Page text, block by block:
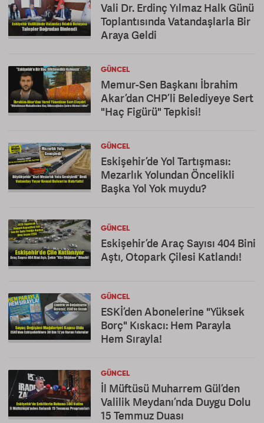
Vali Dr. Erdinç Yılmaz Halk Günü
Toplantısında Vatandaşlarla Bir
Araya Geldi
GÜNCEL
Memur-Sen Başkanı İbrahim
Akar’dan CHP’li Belediyeye Sert
"Haç Figürü" Tepkisi!
GÜNCEL
Eskişehir’de Yol Tartışması:
Mezarlık Yolundan Öncelikli
Başka Yol Yok muydu?
GÜNCEL
Eskişehir’de Araç Sayısı 404 Bini
Aştı, Otopark Çilesi Katlandı!
GÜNCEL
ESKİ’den Abonelerine "Yüksek
Borç" Kıskacı: Hem Parayla
Hem Sırayla!
GÜNCEL
İl Müftüsü Muharrem Gül’den
Valilik Meydanı’nda Duygu Dolu
15 Temmuz Duası